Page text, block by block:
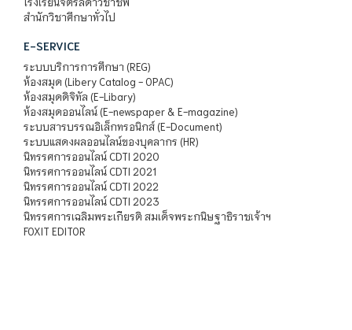
สำนักวิชาศึกษาทั่วไป
E-SERVICE
ระบบบริการการศึกษา (REG)
ห้องสมุด (Libery Catalog - OPAC)
ห้องสมุดดิจิทัล (E-Libary)
ห้องสมุดออนไลน์ (E-newspaper & E-magazine)
ระบบสารบรรณอิเล็กทรอนิกส์ (E-Document)
ระบบแสดงผลออนไลน์ของบุคลากร (HR)
นิทรรศการออนไลน์ CDTI 2020
นิทรรศการออนไลน์ CDTI 2021
นิทรรศการออนไลน์ CDTI 2022
นิทรรศการออนไลน์ CDTI 2023
นิทรรศการเฉลิมพระเกียรติ สมเด็จพระกนิษฐาธิราชเจ้าฯ
FOXIT EDITOR